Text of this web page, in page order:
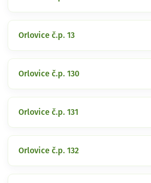
Orlovice č.p. 13
Orlovice č.p. 130
Orlovice č.p. 131
Orlovice č.p. 132